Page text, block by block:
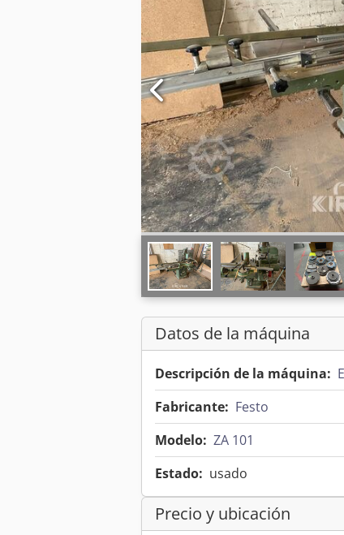
Datos de la máquina
Descripción de la máquina:
Fabricante: Festo
Modelo: ZA 101
Estado: usado
Precio y ubicación